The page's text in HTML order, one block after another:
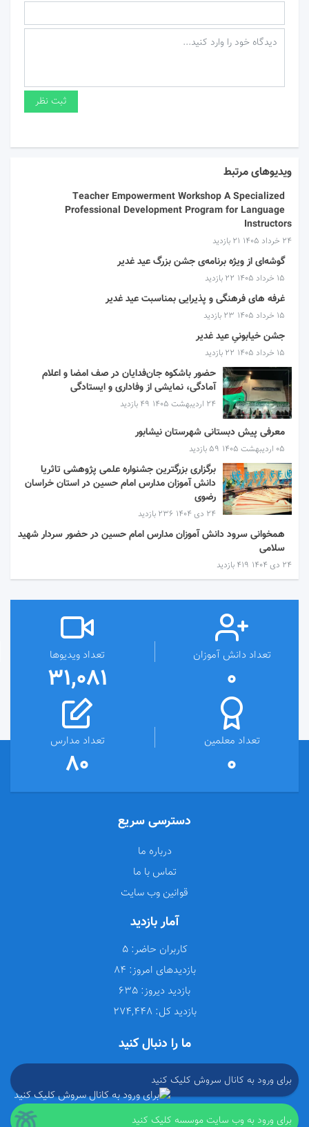
ویدیوهای مرتبط
Teacher Empowerment Workshop A Specialized
Professional Development Program for Language
Instructors
۲۴ خرداد ۱۴۰۵ 21 بازدید
گوشه‌ای از ویژه برنامه‌ی جشن بزرگ عید غدیر
۱۵ خرداد ۱۴۰۵ 22 بازدید
غرفه های فرهنگی و پذیرایی بمناسبت عید غدیر
۱۵ خرداد ۱۴۰۵ 23 بازدید
جشن خیابونیِ عید غدیر
۱۵ خرداد ۱۴۰۵ 22 بازدید
حضور باشکوه جان‌فدایان در صف امضا و اعلام
آمادگی، نمایشی از وفاداری و ایستادگی
۲۴ اردیبهشت ۱۴۰۵ 49 بازدید
معرفی پیش دبستانی شهرستان نیشابور
۰۵ اردیبهشت ۱۴۰۵ 59 بازدید
برگزاری بزرگترین جشنواره علمی پژوهشی تاثریا
دانش آموزان مدارس امام حسین در استان خراسان
رضوی
۲۴ دی ۱۴۰۴ 236 بازدید
همخوانی سرود دانش آموزان مدارس امام حسین در حضور سردار شهید
سلامی
۲۴ دی ۱۴۰۴ 419 بازدید
تعداد دانش آموزان
0
تعداد ویدیوها
31,081
تعداد معلمین
0
تعداد مدارس
80
دسترسی سریع
درباره ما
تماس با ما
قوانین وب سایت
آمار بازدید
کاربران حاضر: 5
بازدیدهای امروز:
بازدید دیروز:
بازدید کل: 274,448
ما را دنبال کنید
برای ورود به کانال سروش کلیک کنید
برای ورود به وب سایت موسسه کلیک کنید